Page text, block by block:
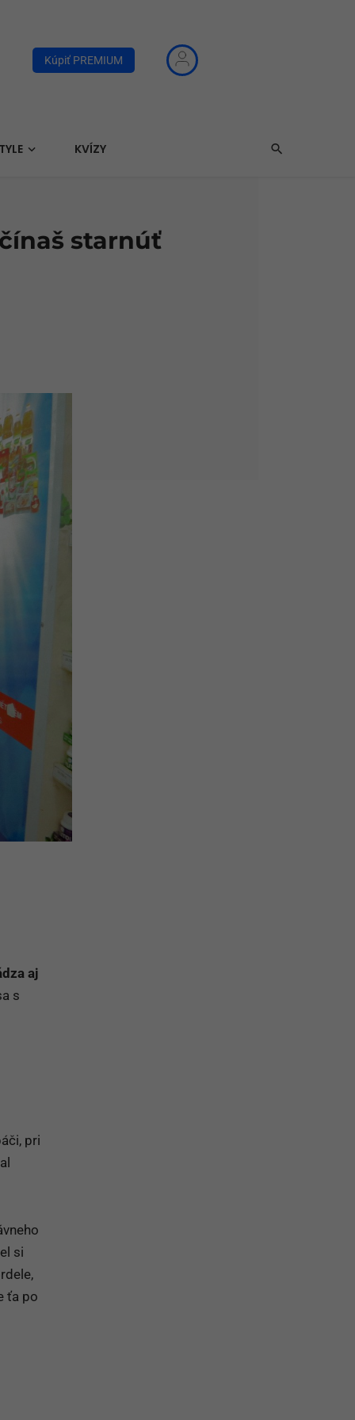
Kúpiť PREMIUM
KVÍZY
starnúť
aj
s
pri
si
ťa po